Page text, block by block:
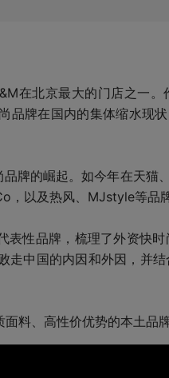
在北京最大的门店之一。
品牌在国内的集体缩水现
牌的崛起。如今年在天猫
，以及热风、MJstyle等品牌
性品牌，梳理了外资快
中国的内因和外因，并
料、高性价优势的本土品